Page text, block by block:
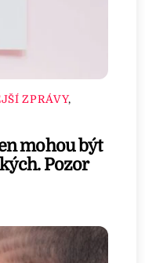
ZPRÁVY,
mohou být
Pozor